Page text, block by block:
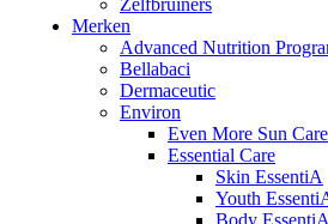
Zelfbruiners
Merken
Advanced Nutrition
Bellabaci
Dermaceutic
Environ
Even More Sun
Essential Care
Skin EssentiA
Youth